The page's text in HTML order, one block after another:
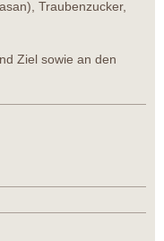
Traubenzucker,
Ziel sowie an den